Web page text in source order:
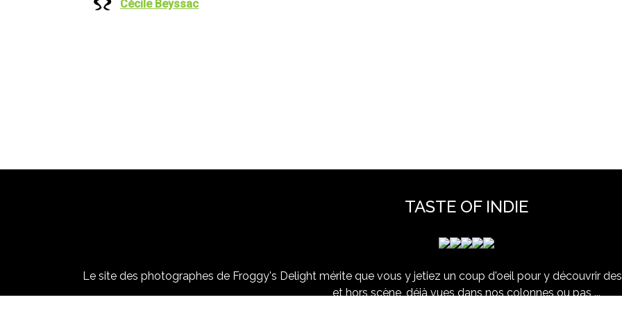
Cécile Beyssac
TASTE OF INDIE
Le site des photographes de Froggy's Delight mérite que vous y jetiez un coup d'oeil pour y découvrir
et hors scène, déjà vues dans nos colonnes ou pas ...